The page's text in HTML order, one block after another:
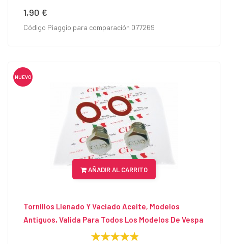
Precio
1,90 €
Código Piaggio para comparación 077269
NUEVO
AÑADIR AL CARRITO
Tornillos Llenado Y Vaciado Aceite, Modelos
Antiguos, Valida Para Todos Los Modelos De Vespa